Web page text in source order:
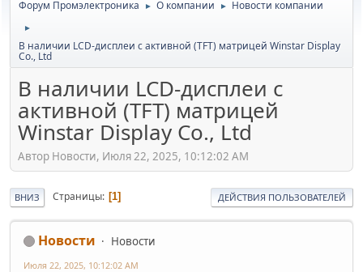
Форум Промэлектроника ► О компании ► Новости компании
►
В наличии LCD-дисплеи с активной (TFT) матрицей Winstar Display
Co., Ltd
В наличии LCD-дисплеи с
активной (TFT) матрицей
Winstar Display Co., Ltd
Автор Новости, Июля 22, 2025, 10:12:02 AM
ВНИЗ Страницы 1 ДЕЙСТВИЯ ПОЛЬЗОВАТЕЛЕЙ
Новости Новости
Июля 22, 2025, 10:12:02 AM